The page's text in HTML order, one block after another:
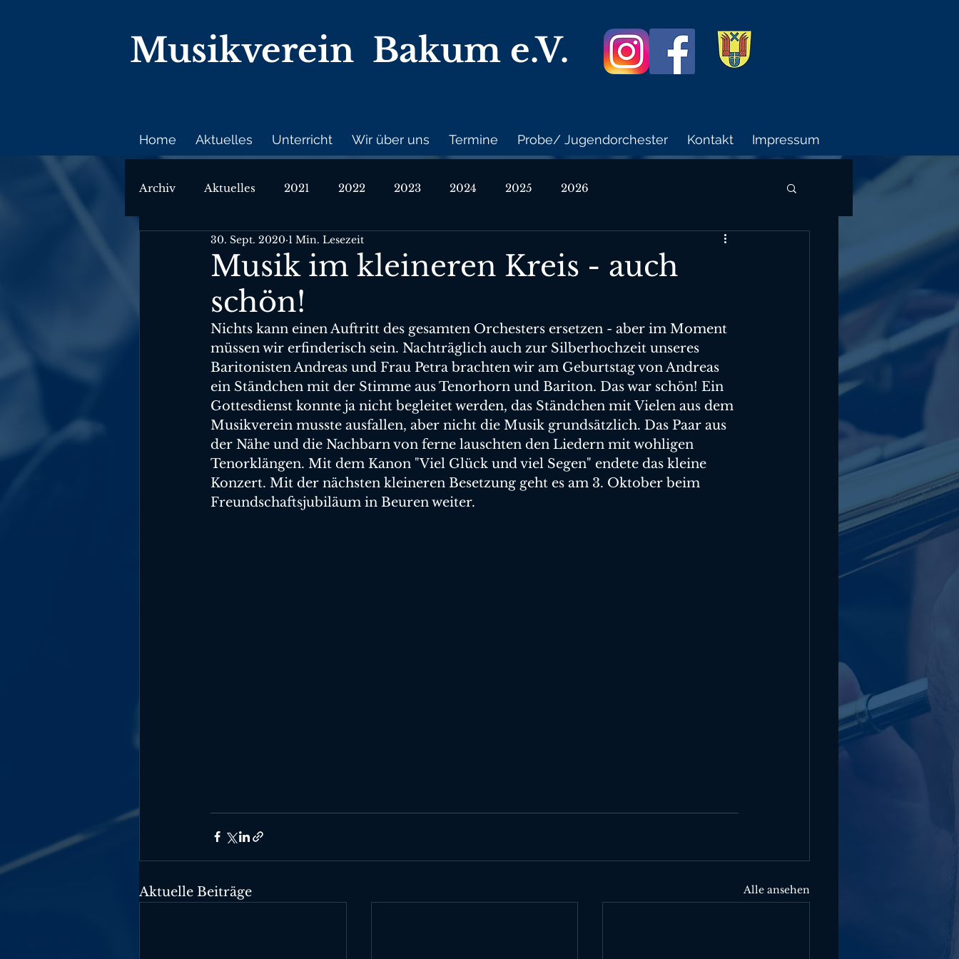
Musikverein Bakum e.V.
Home Aktuelles Unterricht Wir über uns Termine Probe/ Jugendorchester Kontakt Impressum
Archiv Aktuelles 2021 2022 2023 2024 2025 2026
Musik im kleineren Kreis - auch
schön!
30. Sept. 2020 1 Min. Lesezeit
Nichts kann einen Auftritt des gesamten Orchesters ersetzen - aber im Moment
müssen wir erfinderisch sein. Nachträglich auch zur Silberhochzeit unseres
Baritonisten Andreas und Frau Petra brachten wir am Geburtstag von Andreas
ein Ständchen mit der Stimme aus Tenorhorn und Bariton. Das war schön! Ein
Gottesdienst konnte ja nicht begleitet werden, das Ständchen mit Vielen aus dem
Musikverein musste ausfallen, aber nicht die Musik grundsätzlich. Das Paar aus
der Nähe und die Nachbarn von ferne lauschten den Liedern mit wohligen
Tenorklängen. Mit dem Kanon "Viel Glück und viel Segen" endete das kleine
Konzert. Mit der nächsten kleineren Besetzung geht es am 3. Oktober beim
Freundschaftsjubiläum in Beuren weiter.
Aktuelle Beiträge Alle ansehen